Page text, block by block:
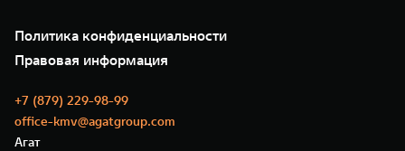
Сервис
Нулевое ТО
Моторные масла
35 лет GWM
GWM ТЕХ ДЕНЬ
Новости
Политика конфиденциальности
Правовая информация
+7 (879) 229-98-99
office-kmv@agatgroup.com
Агат